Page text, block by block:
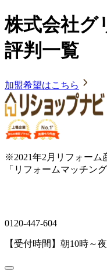
株式会社グ
評判一覧
加盟希望はこちら
※2021年2月リフォーム
「リフォームマッチン
0120-447-604
【受付時間】朝10時～